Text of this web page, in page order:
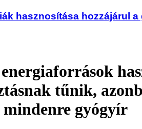
hasznosítása hozzájárul a
tűnik,
mindenre gyógyír